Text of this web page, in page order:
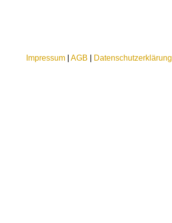
Impressum| AGB Datenschutzerklärung